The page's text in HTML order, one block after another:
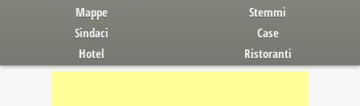
Mappe
Stemmi
Sindaci
Case
Hotel
Ristoranti